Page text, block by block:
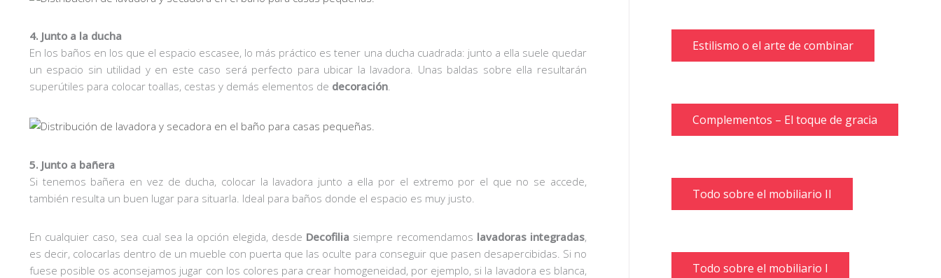
4. Junto a la ducha
En los baños en los que el espacio escasee, lo más práctico es tener una ducha cuadrada: junto a ella suele quedar
un espacio sin utilidad y en este caso será perfecto para ubicar la lavadora. Unas baldas sobre ella resultarán
superútiles para colocar toallas, cestas y demás elementos de decoración.
5. Junto a bañera
Si tenemos bañera en vez de ducha, colocar la lavadora junto a ella por el extremo por el que no se accede,
también resulta un buen lugar para situarla. Ideal para baños donde el espacio es muy justo.
En cualquier caso, sea cual sea la opción elegida, desde Decofilia siempre recomendamos lavadoras integradas,
es decir, colocarlas dentro de un mueble con puerta que las oculte para conseguir que pasen desapercibidas. Si no
fuese posible os aconsejamos jugar con los colores para crear homogeneidad, por ejemplo, si la lavadora es blanca,
Estilismo o el arte de combinar
Complementos – El toque de gracia
Todo sobre el mobiliario II
Todo sobre el mobiliario I